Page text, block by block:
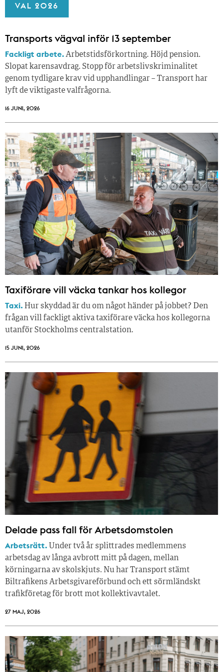
VAL 2026
Transports vägval inför 13 september
Fackligt arbete.Arbetstidsförkortning. Höjd pension.
Slopat karensavdrag. Stopp för arbetslivskriminalitet
genom tydligare krav vid upphandlingar – Transport har
lyft de viktigaste valfrågorna.
16 JUNI, 2026
Taxiförare vill väcka tankar hos kollegor
Taxi. Hur skyddad är du om något händer på jobbet? Den
frågan vill fackligt aktiva taxiförare väcka hos kollegorna
utanför Stockholms centralstation.
15 JUNI, 2026
Delade pass fall för Arbetsdomstolen
Arbetsrätt. Under två år splittrades medlemmens
arbetsdag av långa avbrott mitt på dagen, mellan
körningarna av skolskjuts. Nu har Transport stämt
Biltrafikens Arbetsgivareförbund och ett sörmländskt
trafikföretag för brott mot kollektivavtalet.
27 MAJ, 2026